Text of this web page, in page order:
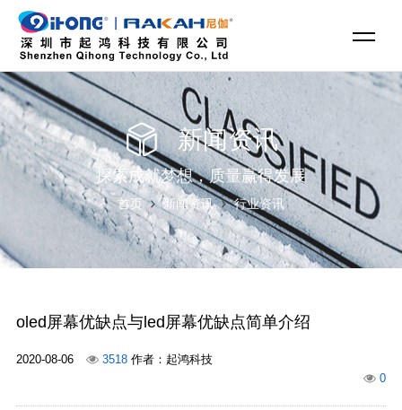
新闻资讯
探索成就梦想，质量赢得发展
首页 新闻资讯 行业资讯
oled屏幕优缺点与led屏幕优缺点简单介绍
2020-08-06 3518作者：起鸿科技
0